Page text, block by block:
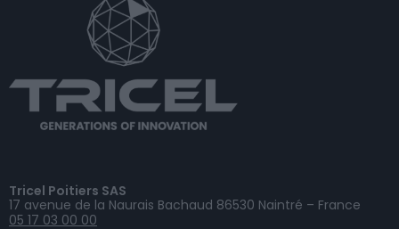
Tricel Poitiers SAS
17 avenue de la Naurais Bachaud 86530 Naintré – France
05 17 03 00 00